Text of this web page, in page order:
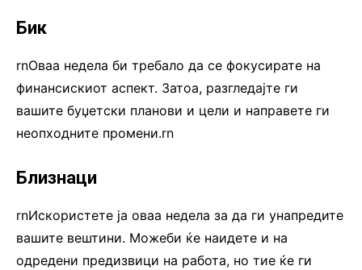
Бик
rnОваа недела би требало да се фокусирате на
финансискиот аспект. Затоа, разгледајте ги
вашите буџетски планови и цели и направете ги
неопходните промени.rn
Близнаци
rnИскористете ја оваа недела за да ги унапредите
вашите вештини. Можеби ќе наидете и на
одредени предизвици на работа, но тие ќе ги